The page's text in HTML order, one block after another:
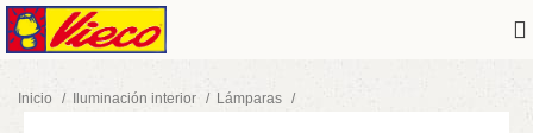
Inicio Iluminación interior Lámparas